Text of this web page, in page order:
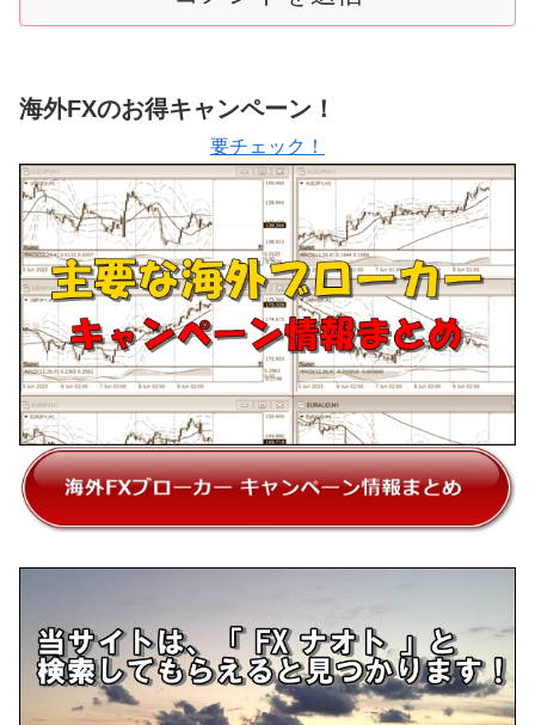
海外FXのお得キャンペーン！
要チェック！